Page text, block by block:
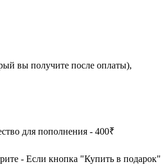
вы получите после оплаты),
для пополнения - 400₹
- Если кнопка "Купить в подарок"